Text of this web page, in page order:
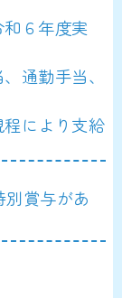
６年度実
通勤手当、
により支給
賞与があ